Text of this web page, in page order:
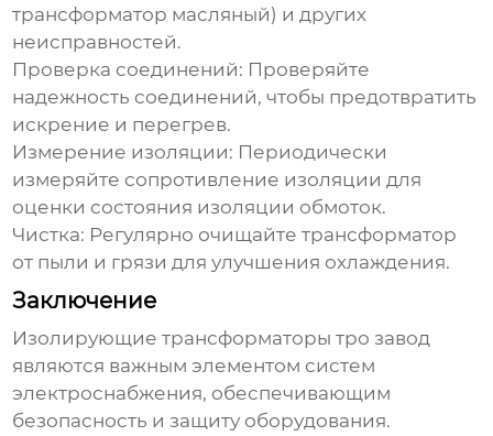
трансформатор масляный) и других
неисправностей.
Проверка соединений: Проверяйте
надежность соединений, чтобы предотвратить
искрение и перегрев.
Измерение изоляции: Периодически
измеряйте сопротивление изоляции для
оценки состояния изоляции обмоток.
Чистка: Регулярно очищайте трансформатор
от пыли и грязи для улучшения охлаждения.
Заключение
Изолирующие трансформаторы тро завод
являются важным элементом систем
электроснабжения, обеспечивающим
безопасность и защиту оборудования.